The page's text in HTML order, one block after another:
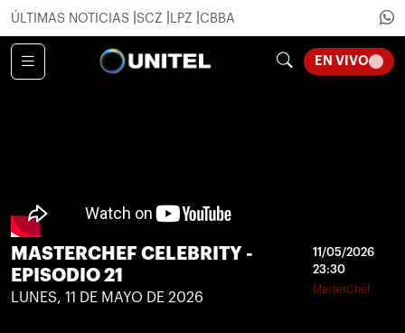
ÚLTIMAS NOTICIAS SCZ LPZ CBBA
EN VIVO
MASTERCHEF CELEBRITY -
EPISODIO 21
LUNES, 11 DE MAYO DE 2026
11/05/2026
23:30
MasterChef